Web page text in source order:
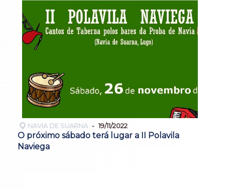
NAVIA DE SUARNA 19/11/2022
O próximo sábado terá lugar a II Polavila
Naviega